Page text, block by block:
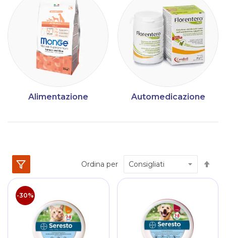
Alimentazione Automedicazione
Ordina per
-30%